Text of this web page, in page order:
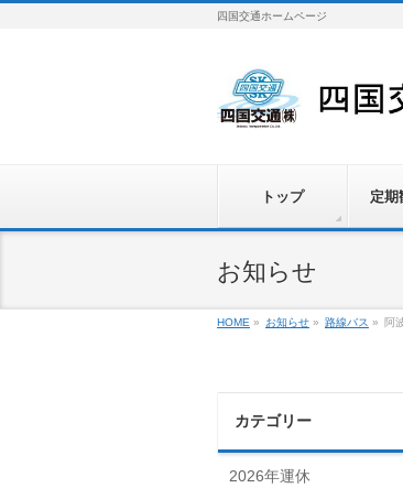
四国交通ホームページ
トップ 定期
お知らせ
HOME » お知らせ » 路線バス » 阿
カテゴリー
2026年運休